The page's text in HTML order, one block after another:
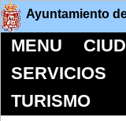
Ayuntamiento
MENU
SERVICIOS
TURISMO